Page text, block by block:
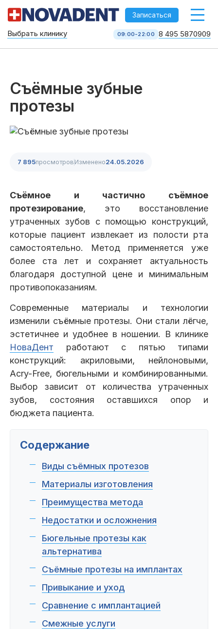
-->
Записаться
8 495 587 09 09
Услуги
Имплантация Протезирование Виниры
Чистка Отбеливание
Детская
стоматология
Диагностика Капы
Клиники
Разумовская
Богатова
Химки Ленинский Чертановская
Центр доктора
Рыжова
Все клиники и франшизы (10)
Цены
Работы
Отзывы
Акции
Вопросы и ответы Награды
Гарантии Информация
Выбрать клинику 09:00-22:00 8 495 5870909
Съёмные зубные
протезы
7 895просмотровИзменено24.05.2026
Съёмное и частично съёмное
протезирование, это восстановление
утраченных зубов с помощью конструкций,
которые пациент извлекает из полости рта
самостоятельно. Метод применяется уже
более ста лет и сохраняет актуальность
благодаря доступной цене и минимальным
противопоказаниям.
Современные материалы и технологии
изменили съёмные протезы. Они стали лёгче,
эстетичнее и удобнее в ношении. В клинике
НоваДент работают с пятью типами
конструкций: акриловыми, нейлоновыми,
Acry-Free, бюгельными и комбинированными.
Выбор зависит от количества утраченных
зубов, состояния оставшихся опор и
бюджета пациента.
Содержание
Виды съёмных протезов
Материалы изготовления
Преимущества метода
Недостатки и осложнения
Бюгельные протезы как
альтернатива
Съёмные протезы на имплантах
Привыкание и уход
Сравнение с имплантацией
Смежные услуги